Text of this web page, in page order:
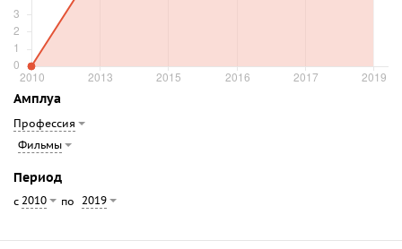
Амплуа
Профессия
Фильмы
Период
с 2010 по 2019